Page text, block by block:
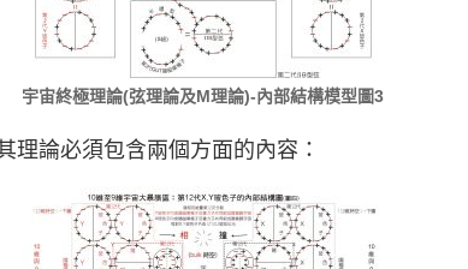
宇宙終極理論(弦理論及M理論)-內部結構模型圖3
理論必須包含兩個方面的內容：